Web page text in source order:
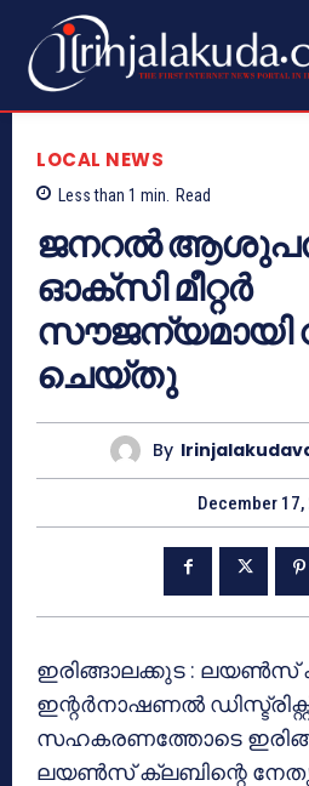
LOCAL NEWS
Less than 1 min. Read
ജനറല്‍
ഓക്‌സി മീറ്റര്‍
സൗജന്യമായി
ചെയ്തു
By
December 17,
ഇരിങ്ങാലക്കുട :
ഇന്റര്‍നാഷണല്‍
സഹകരണത്തോടെ
ലയണ്‍സ് ക്ലബിന്റെ